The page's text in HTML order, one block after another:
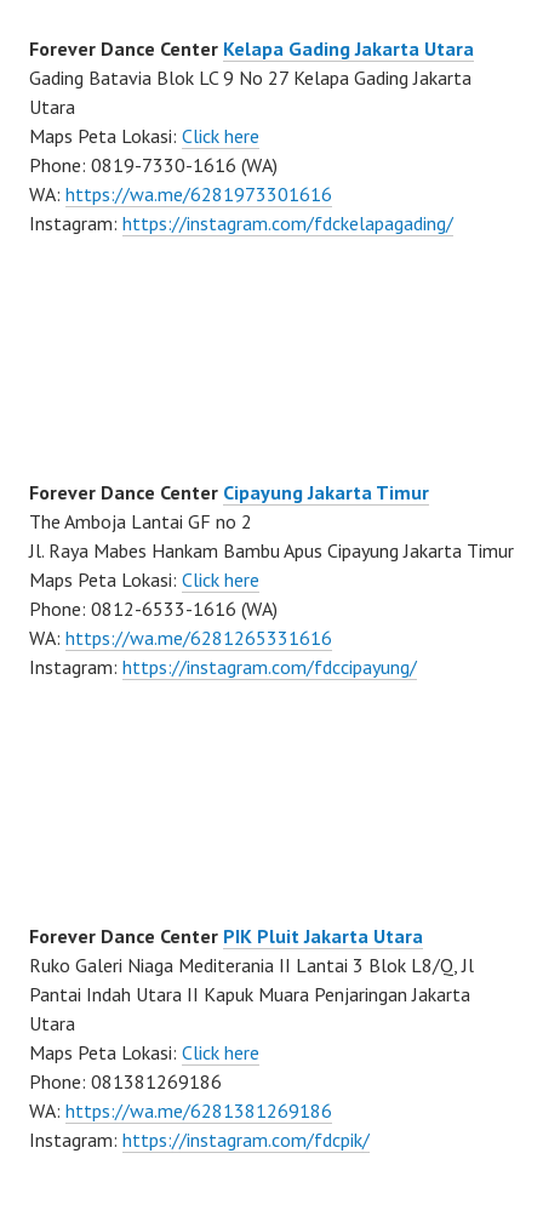
Forever Dance Center Kelapa Gading Jakarta Utara
Gading Batavia Blok LC 9 No 27 Kelapa Gading Jakarta
Utara
Maps Peta Lokasi: Click here
Phone: 0819-7330-1616 (WA)
WA: https://wa.me/6281973301616
Instagram: https://instagram.com/fdckelapagading/
Forever Dance Center Cipayung Jakarta Timur
The Amboja Lantai GF no 2
Jl. Raya Mabes Hankam Bambu Apus Cipayung Jakarta Timur
Maps Peta Lokasi: Click here
Phone: 0812-6533-1616 (WA)
WA: https://wa.me/6281265331616
Instagram: https://instagram.com/fdccipayung/
Forever Dance Center PIK Pluit Jakarta Utara
Ruko Galeri Niaga Mediterania II Lantai 3 Blok L8/Q, Jl
Pantai Indah Utara II Kapuk Muara Penjaringan Jakarta
Utara
Maps Peta Lokasi: Click here
Phone: 081381269186
WA: https://wa.me/6281381269186
Instagram: https://instagram.com/fdcpik/